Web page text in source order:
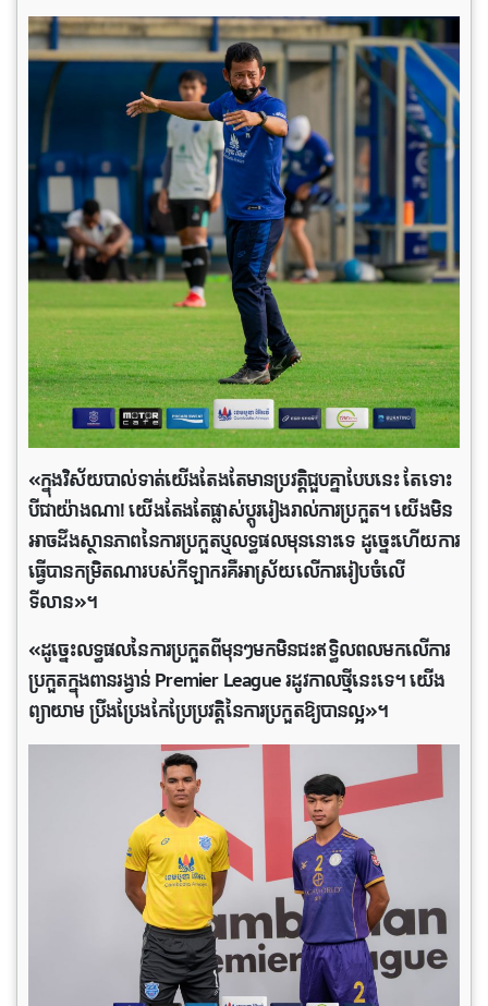
«ក្នុងវិស័យបាល់​ទាត់​យើង​តែ​ងតែមាន​ប្រវត្តិជួប​គ្នាបែប​នេះ តែ​ទោះ​
បី​ជា​យ៉ាង​ណា!​ យើង​តែងតែផ្លាស់ប្ដូររៀងរាល់ការ​ប្រកួត។ យើង​មិន
អាច​ដឹង​ស្ថានភាពនៃ​ការ​ប្រកួត​ឬ​លទ្ធផ​លមុន​នោះ​ទេ ដូច្នេះហើយ​ការ​
ធ្វើបាន​កម្រិតណា​របស់​កីឡាករគឺអាស្រ័យលើ​ការ​រៀប​ចំ​លើ​
ទីលាន»។
«ដូច្នេះលទ្ធផល​នៃ​ការ​ប្រកួតពីមុនៗមក​មិន​ជះឥទ្ធិលពលមក​លើ​ការ​
ប្រកួត​ក្នុងពាន​រង្វាន់ Premier League រដូវ​កាល​ថ្មី​នេះ​ទេ។ យើង​
ព្យាយាម ប្រឹងប្រែងកែប្រែប្រវត្តិនៃ​ការ​ប្រកួតឱ្យ​បាន​ល្អ»។